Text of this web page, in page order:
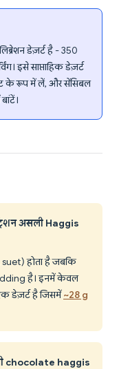
डेज़र्ट है - 350
इसे साप्ताहिक डेज़र्ट
के रूप में लें, और सेंसिबल
असली Haggis
होता है जबकि
है। इनमें केवल
डेज़र्ट है जिसमें~28 g
chocolate haggis